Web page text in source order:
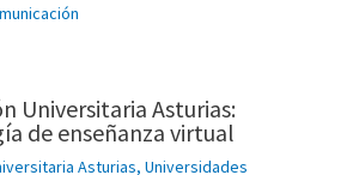
Universitaria Asturias:
de enseñanza virtual
Asturias, Universidades